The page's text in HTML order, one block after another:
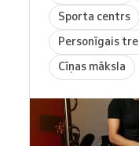
Sporta centrs
Personīgais
Cīņas māksla